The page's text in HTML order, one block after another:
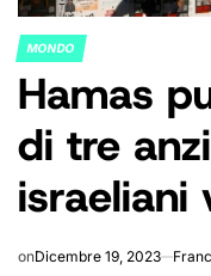
POSTED
IN
MONDO
Hamas
di tre
israeliani
onDicembre 19, 2023